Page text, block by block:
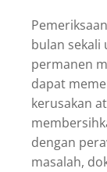
bulan sekali
permanen
dapat
kerusakan
dengan
masalah,